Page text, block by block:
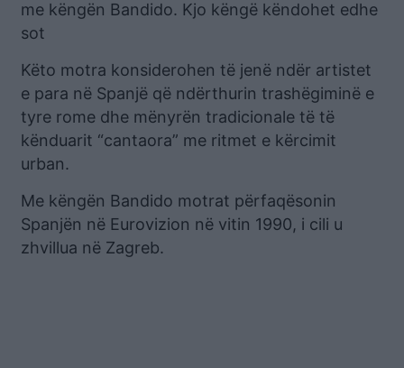
me këngën Bandido. Kjo këngë këndohet edhe
sot
Këto motra konsiderohen të jenë ndër artistet
e para në Spanjë që ndërthurin trashëgiminë e
tyre rome dhe mënyrën tradicionale të të
kënduarit “cantaora” me ritmet e kërcimit
urban.
Me këngën Bandido motrat përfaqësonin
Spanjën në Eurovizion në vitin 1990, i cili u
zhvillua në Zagreb.